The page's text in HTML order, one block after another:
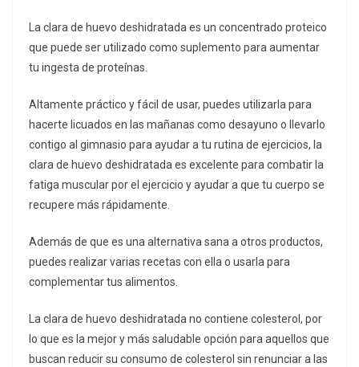
La clara de huevo deshidratada es un concentrado proteico
que puede ser utilizado como suplemento para aumentar
tu ingesta de proteínas.
Altamente práctico y fácil de usar, puedes utilizarla para
hacerte licuados en las mañanas como desayuno o llevarlo
contigo al gimnasio para ayudar a tu rutina de ejercicios, la
clara de huevo deshidratada es excelente para combatir la
fatiga muscular por el ejercicio y ayudar a que tu cuerpo se
recupere más rápidamente.
Además de que es una alternativa sana a otros productos,
puedes realizar varias recetas con ella o usarla para
complementar tus alimentos.
La clara de huevo deshidratada no contiene colesterol, por
lo que es la mejor y más saludable opción para aquellos que
buscan reducir su consumo de colesterol sin renunciar a las